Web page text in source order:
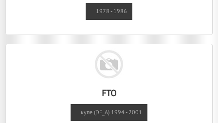
1978 - 1986
FTO
купе (DE_A) 1994 - 2001